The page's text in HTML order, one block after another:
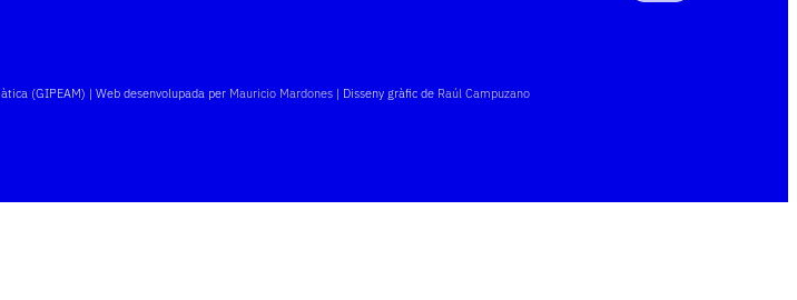
(GIPEAM) | Web desenvolupada per Mauricio Mardones | Disseny gràfic de Raúl Campuzano